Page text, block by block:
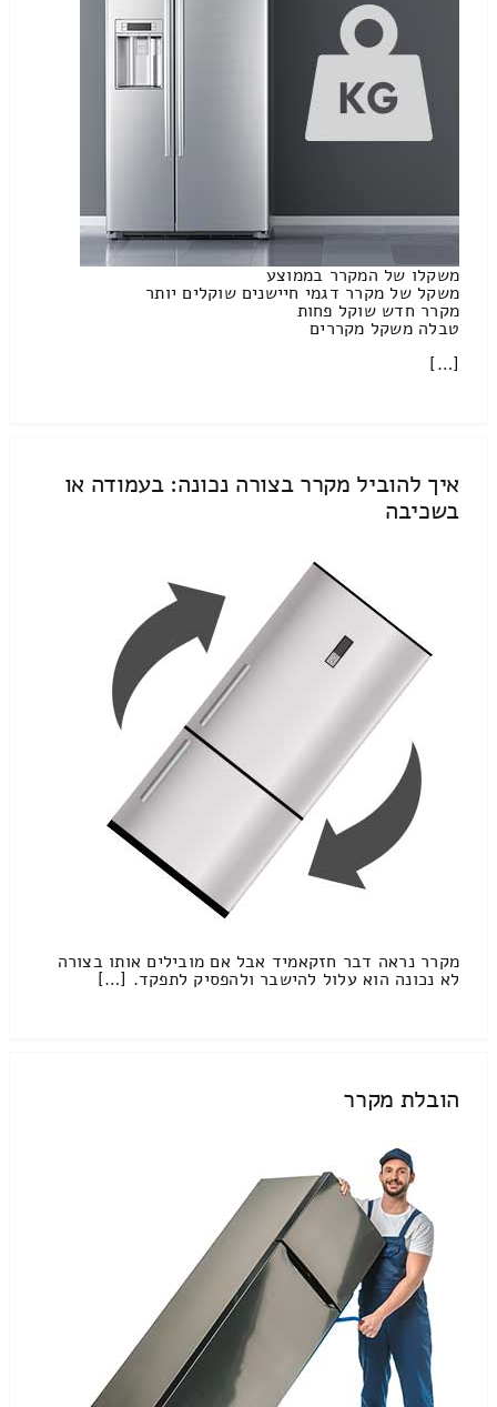
משקלו של המקרר בממוצע
משקל של מקרר דגמי חיישנים שוקלים יותר
מקרר חדש שוקל פחות
טבלה משקל מקררים
[…]
איך להוביל מקרר בצורה נכונה: בעמודה או
בשכיבה
מקרר נראה דבר חזקאמיד אבל אם מובילים אותו בצורה
לא נכונה הוא עלול להישבר ולהפסיק לתפקד. […]
הובלת מקרר